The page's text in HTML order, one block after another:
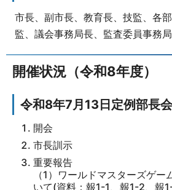
市長、副市長、教育長、技監、各
監、議会事務局長、監査委員事務
開催状況（令和8年度）
令和8年7月13日定例部長
開会
市長訓示
重要報告
（1）ワールドマスターズゲ
いて(資料：報1-1、報1-2、報